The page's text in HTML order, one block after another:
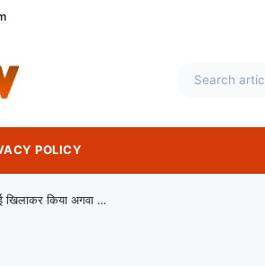
POLICY
5 साल के मासूम को मिठाई खिलाकर किया अगवा फिर बेरहमी से कर डाली हत्या